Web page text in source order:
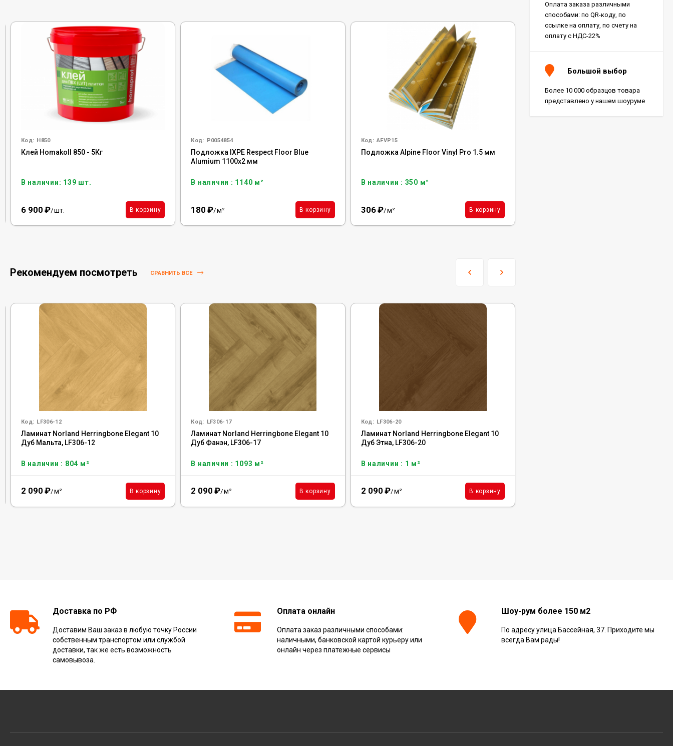
Код: H850
Клей Homakoll 850 - 5Кг
В наличии: 139 шт.
6 900 ₽/шт. В корзину
Код: Р0054854
Подложка IXPE Respect Floor Blue
Alumium 1100х2 мм
В наличии : 1140 м²
180 ₽/м² В корзину
Код: AFVP15
Подложка Alpine Floor Vinyl Pro 1.5 мм
В наличии : 350 м²
306₽/м² В корзину
Рекомендуем посмотреть СРАВНИТЬ ВСЕ
Код: LF306-12
Ламинат Norland Herringbone Elegant 10
Дуб Мальта, LF306-12
В наличии : 804 м²
2 090 ₽/м² В корзину
Код: LF306-17
Ламинат Norland Herringbone Elegant 10
Дуб Фанэн, LF306-17
В наличии : 1093 м²
2 090 ₽/м² В корзину
Код: LF306-20
Ламинат Norland Herringbone Elegant 10
Дуб Этна, LF306-20
В наличии : 1 м²
2 090 ₽/м² В корзину
Оплата заказа различными
способами: по QR-коду, по
ссылке на оплату, по счету на
оплату с НДС-22%
Большой выбор
Более 10 000 образцов товара
представлено у нашем шоуруме
Доставка по РФ
Доставим Ваш заказ в любую точку России
собственным транспортом или службой
доставки, так же есть возможность
самовывоза.
Оплата онлайн
Оплата заказ различными способами:
наличными, банковской картой курьеру или
онлайн через платежные сервисы
Шоу-рум более 150 м2
По адресу улица Бассейная, 37. Приходите мы
всегда Вам рады!